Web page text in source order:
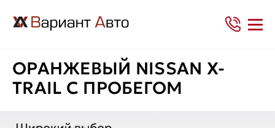
ОРАНЖЕВЫЙ NISSAN X-
TRAIL С ПРОБЕГОМ